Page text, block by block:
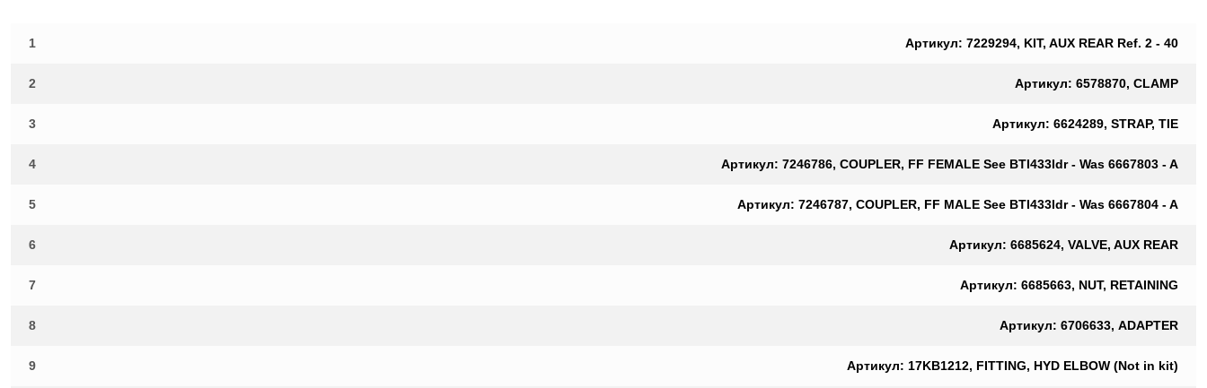
1 Артикул: 7229294, KIT, AUX REAR Ref. 2 - 40
2 Артикул: 6578870, CLAMP
3 Артикул: 6624289, STRAP, TIE
4 Артикул: 7246786, COUPLER, FF FEMALE See BTI433ldr - Was 6667803 - A
5 Артикул: 7246787, COUPLER, FF MALE See BTI433ldr - Was 6667804 - A
6 Артикул: 6685624, VALVE, AUX REAR
7 Артикул: 6685663, NUT, RETAINING
8 Артикул: 6706633, ADAPTER
9 Артикул: 17KB1212, FITTING, HYD ELBOW (Not in kit)